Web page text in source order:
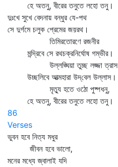
হে অতনু, বীরের তনুতে লহো তনু।
দুঃখে সুখে বেদনায় বন্ধুর যে-পথ
সে দুর্গমে চলুক প্রেমের জয়রথ।
তিমিরতোরণে রজনীর
মন্দ্রিবে সে রথচক্রনির্ঘোষ গম্ভীর।
উল্লঙ্ঘিয়া তুচ্ছ লজ্জা ত্রাস
উচ্ছলিবে আত্মহারা উদ্‌বেল উল্লাস।
মৃত্যু হতে ওঠো পুষ্পধনু,
হে অতনু, বীরের তনুতে লহো তনু।
86
Verses
ভুবন হবে নিত্য মধুর
জীবন হবে ভালো,
মনের মধ্যে জ্বালাই যদি